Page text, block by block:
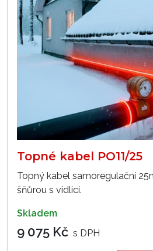
Topné kabel PO11/25
Topný kabel samoregulační
šňůrou s vidlicí.
skladem
9 075 Kč s DPH